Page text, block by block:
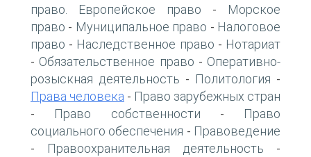
право. Европейское право -
Морское
право - Муниципальное право - Налоговое
право - Наследственное право - Нотариат
- Обязательственное право - Оперативно-
розыскная деятельность - Политология -
Права человека - Право зарубежных стран
- Право собственности -
Право
социального обеспечения - Правоведение
- Правоохранительная деятельность -